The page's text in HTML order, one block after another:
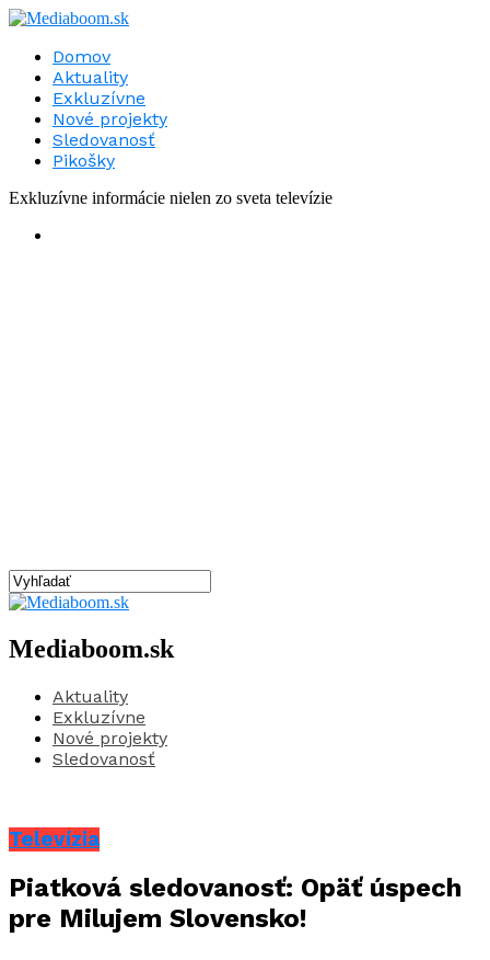
Domov
Aktuality
Exkluzívne
Nové projekty
Sledovanosť
Pikošky
Exkluzívne informácie nielen zo sveta televízie
Mediaboom.sk
Aktuality
Exkluzívne
Nové projekty
Sledovanosť
Televízia
Piatková sledovanosť: Opäť úspech
pre Milujem Slovensko!